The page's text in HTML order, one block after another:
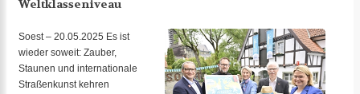
Weltklasseniveau
Soest – 20.05.2025 Es ist
wieder soweit: Zauber,
Staunen und internationale
Straßenkunst kehren